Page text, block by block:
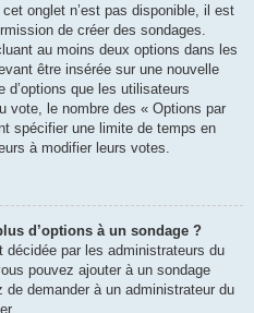
onglet n’est pas disponible, il est
de créer des sondages.
au moins deux options dans les
être insérée sur une nouvelle
d’options que les utilisateurs
vote, le nombre des « Options par
spécifier une limite de temps en
à modifier leurs votes.
d’options à un sondage ?
décidée par les administrateurs du
pouvez ajouter à un sondage
demander à un administrateur du